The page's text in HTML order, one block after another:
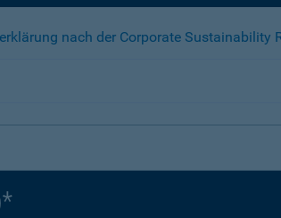
nach der Corporate Sustainability